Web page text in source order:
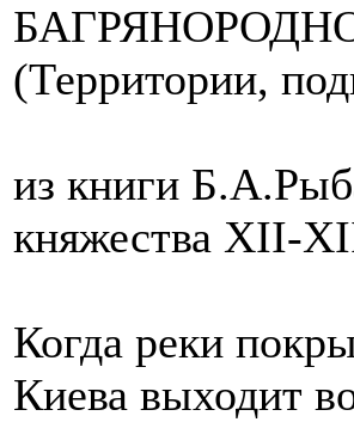
(Территории,
из книги
княжества XII-
Когда реки
Киева выходит